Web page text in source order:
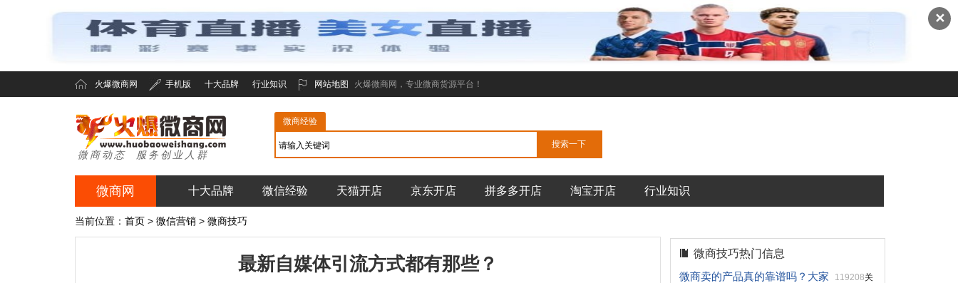
✕
火爆微商网 手机版 十大品牌 行业知识 网站地图 火爆微商网，专业微商货源平台！
火爆微商网
微商动态 服务创业人群
微商经验
微商网 十大品牌 微信经验 天猫开店 京东开店 拼多多开店 淘宝开店 行业知识
当前位置： 首页> 微信营销> 微商技巧
最新自媒体引流方式都有那些？
微商技巧热门信息
微商卖的产品真的靠谱吗？大家
119208关